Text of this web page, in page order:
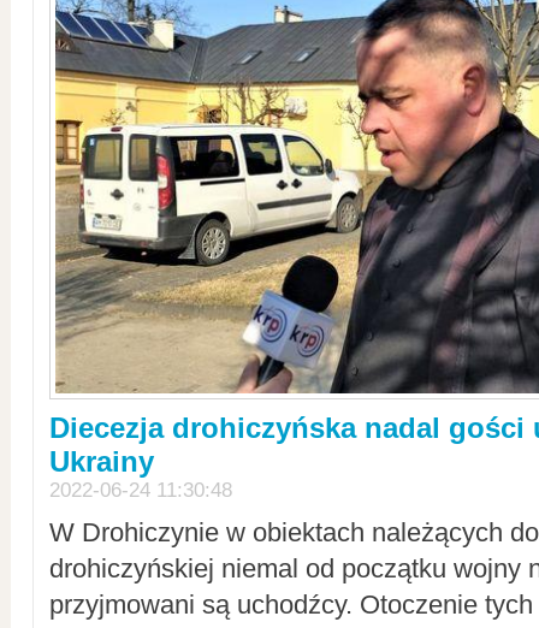
Diecezja drohiczyńska nadal gości
Ukrainy
2022-06-24 11:30:48
W Drohiczynie w obiektach należących
drohiczyńskiej niemal od początku wojny
przyjmowani są uchodźcy. Otoczenie